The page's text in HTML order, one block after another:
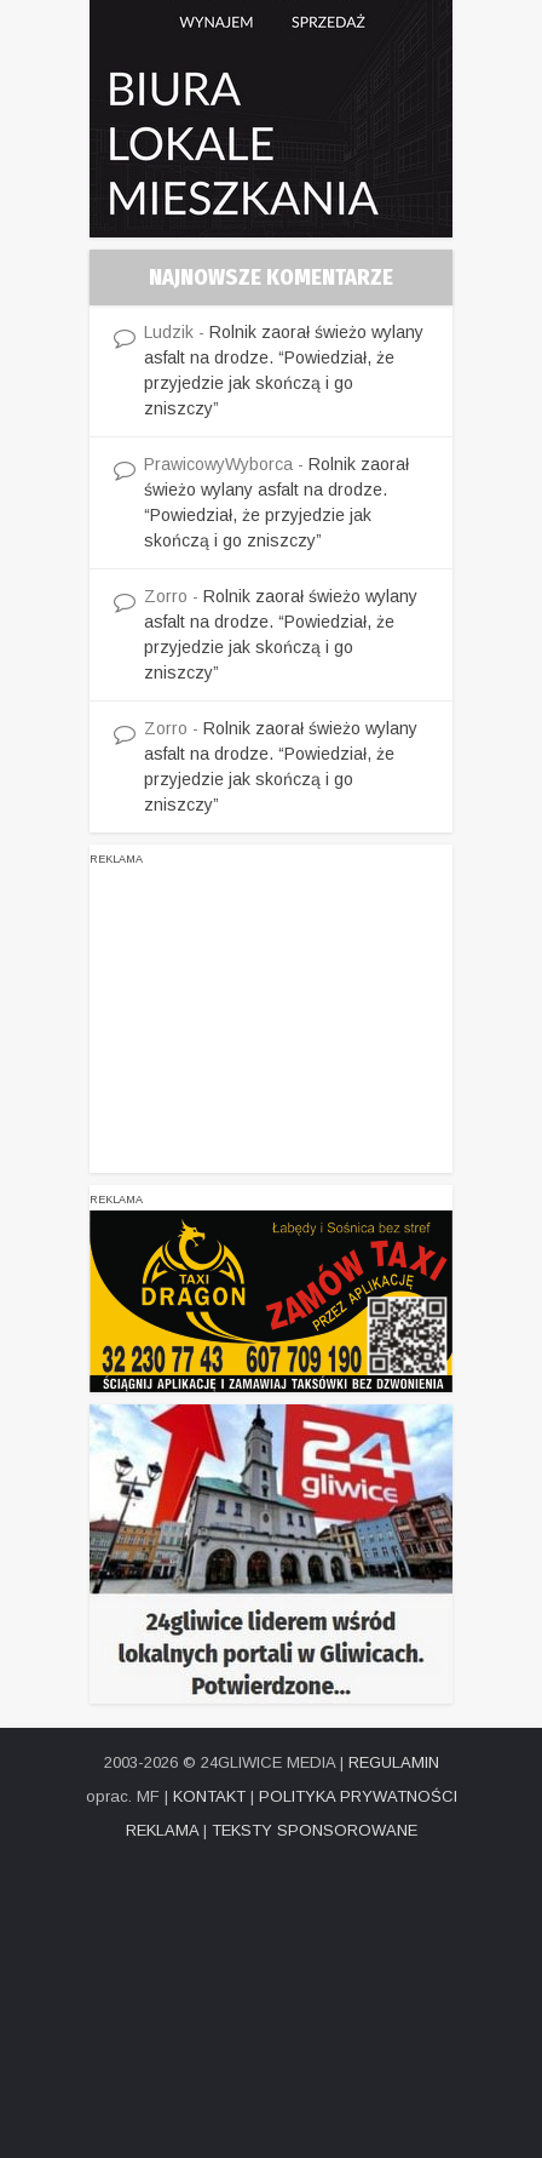
NAJNOWSZE KOMENTARZE
Ludzik - Rolnik zaorał świeżo wylany
asfalt na drodze. “Powiedział, że
przyjedzie jak skończą i go
zniszczy”
PrawicowyWyborca - Rolnik zaorał
świeżo wylany asfalt na drodze.
“Powiedział, że przyjedzie jak
skończą i go zniszczy”
Zorro - Rolnik zaorał świeżo wylany
asfalt na drodze. “Powiedział, że
przyjedzie jak skończą i go
zniszczy”
Zorro - Rolnik zaorał świeżo wylany
asfalt na drodze. “Powiedział, że
przyjedzie jak skończą i go
zniszczy”
REKLAMA
REKLAMA
2003-2026 © 24GLIWICE MEDIA | REGULAMIN
oprac. MF | KONTAKT| POLITYKA PRYWATNOŚCI
REKLAMA| TEKSTY SPONSOROWANE